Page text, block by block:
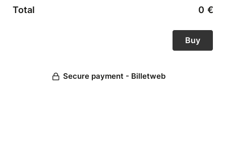
Total 0 €
Secure payment - Billetweb